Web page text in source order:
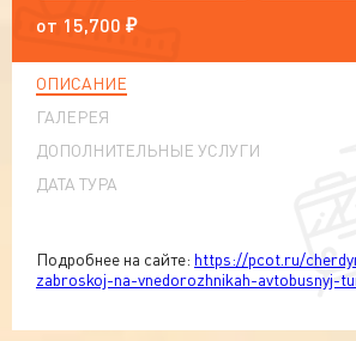
от 15,700 ₽
ОПИСАНИЕ
ГАЛЕРЕЯ
ДОПОЛНИТЕЛЬНЫЕ УСЛУГИ
ДАТА ТУРА
Подробнее на сайте: https://pcot.ru/
zabroskoj-na-vnedorozhnikah-avtobusnyj-